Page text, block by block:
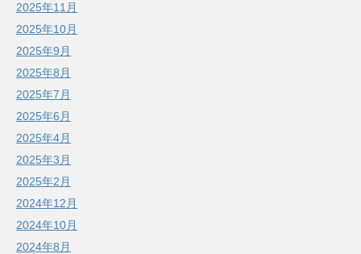
2025年11月
2025年10月
2025年9月
2025年8月
2025年7月
2025年6月
2025年4月
2025年3月
2025年2月
2024年12月
2024年10月
2024年8月